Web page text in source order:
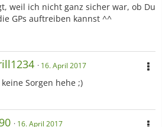
weil ich nicht ganz sicher war, ob Du
GPs auftreiben kannst ^^
16. April 2017
Sorgen hehe ;)
16. April 2017